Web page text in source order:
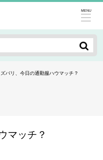
MENU
ズバリ、今日の通勤服ハウマッチ？
マッチ？